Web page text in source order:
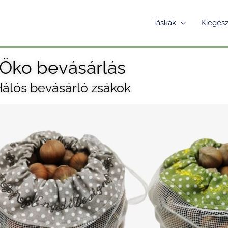
Táskák
Öko bevásárlás
bevásárló zsákok